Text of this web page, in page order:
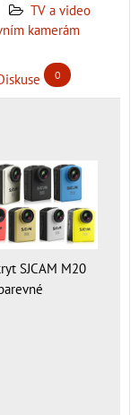
TV a video
kamerám
0
SJCAM M20